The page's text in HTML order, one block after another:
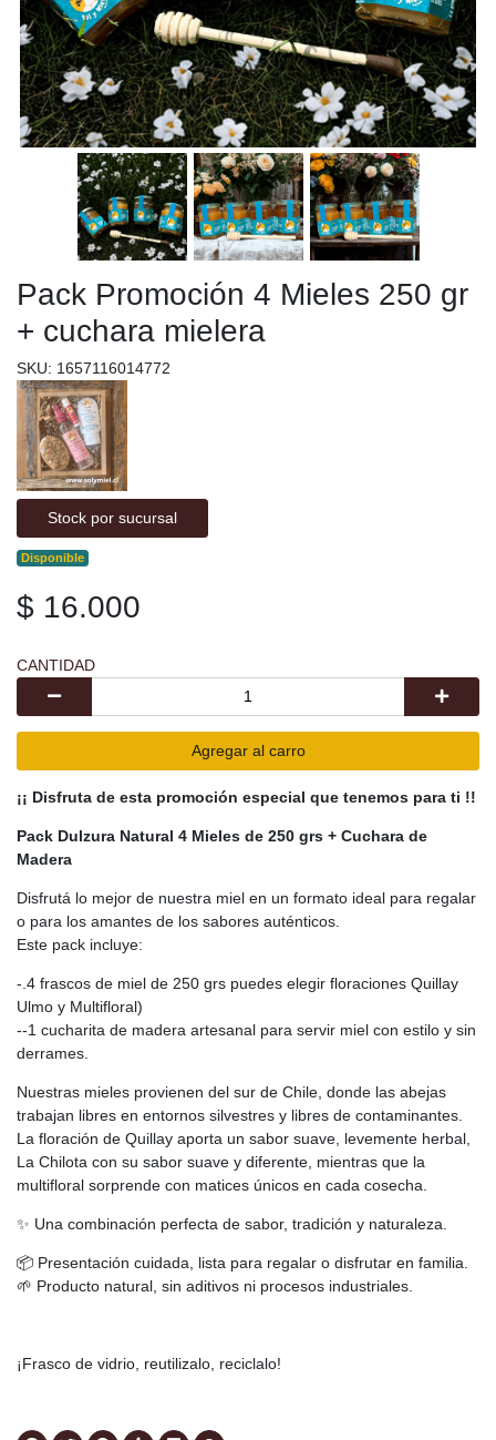
Pack Promoción 4 Mieles 250 gr
+ cuchara mielera
SKU: 1657116014772
Stock por sucursal
Disponible
$ 16.000
CANTIDAD
Agregar al carro
¡¡ Disfruta de esta promoción especial que tenemos para ti !!
Pack Dulzura Natural 4 Mieles de 250 grs + Cuchara de
Madera
Disfrutá lo mejor de nuestra miel en un formato ideal para regalar
o para los amantes de los sabores auténticos.
Este pack incluye:
-.4 frascos de miel de 250 grs puedes elegir floraciones Quillay
Ulmo y Multifloral)
--1 cucharita de madera artesanal para servir miel con estilo y sin
derrames.
Nuestras mieles provienen del sur de Chile, donde las abejas
trabajan libres en entornos silvestres y libres de contaminantes.
La floración de Quillay aporta un sabor suave, levemente herbal,
La Chilota con su sabor suave y diferente, mientras que la
multifloral sorprende con matices únicos en cada cosecha.
✨ Una combinación perfecta de sabor, tradición y naturaleza.
📦 Presentación cuidada, lista para regalar o disfrutar en familia.
🌱 Producto natural, sin aditivos ni procesos industriales.
¡Frasco de vidrio, reutilizalo, reciclalo!